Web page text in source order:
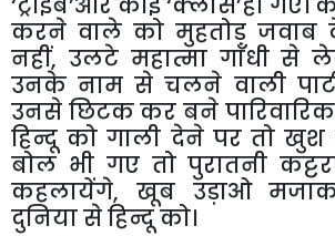
करने वाले को मुहतोड़ जवाब
नहीं, उलटे महात्मा गाँधी से
उनके नाम से चलने वाली
उनसे छिटक कर बने पारिवारिक
हिन्दू को गाली देने पर तो खुश
बोल भी गए तो पुरातनी
कहलायेंगे, खूब उड़ाओ
दुनियासेहिन्दूको।